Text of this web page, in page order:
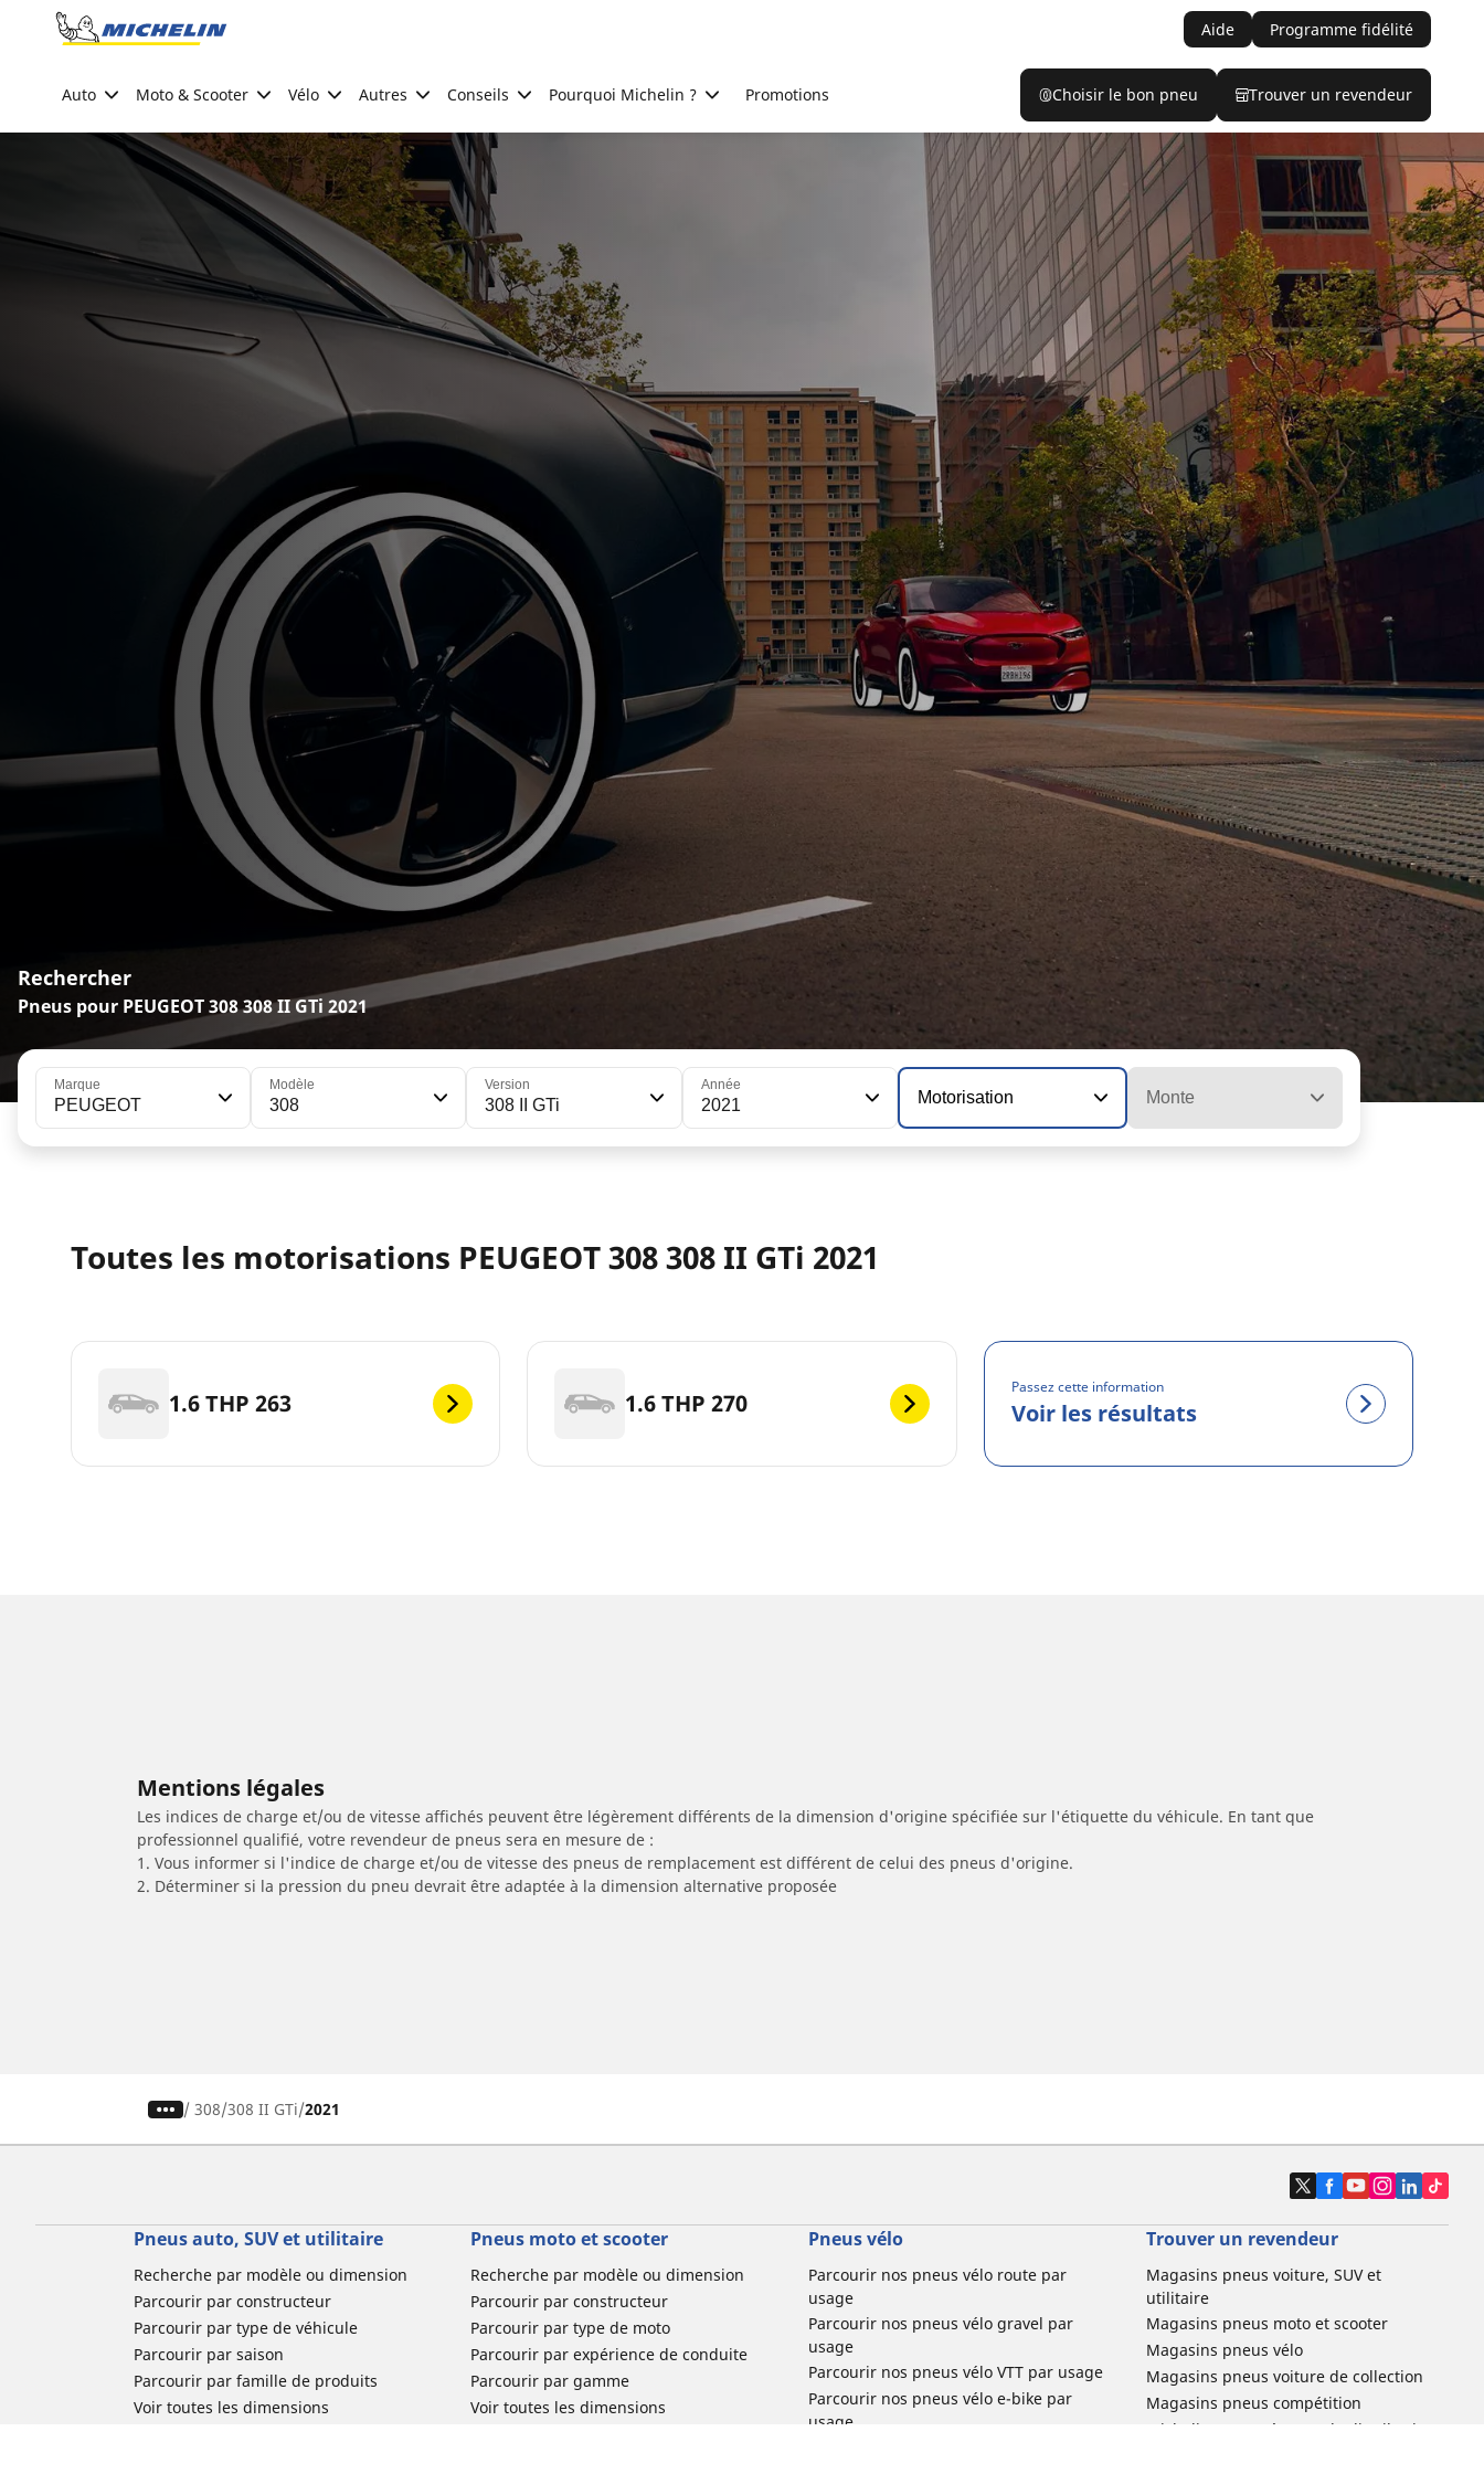
Go to page content
Aide Programme fidélité
Auto Moto & Scooter Vélo Autres Conseils Pourquoi Michelin ? Promotions Choisir le bon pneu Trouver un revendeur
Rechercher
Pneus pour PEUGEOT 308 308 II GTi 2021
Marque
PEUGEOT
Modèle
308
Version
308 II GTi
Année
2021 Motorisation Monte
Toutes les motorisations PEUGEOT 308 308 II GTi 2021
1.6 THP 263 1.6 THP 270
Passez cette information
Voir les résultats
Mentions légales
Les indices de charge et/ou de vitesse affichés peuvent être légèrement différents de la dimension d'origine spécifiée sur l'étiquette du véhicule. En tant que
professionnel qualifié, votre revendeur de pneus sera en mesure de :
1. Vous informer si l'indice de charge et/ou de vitesse des pneus de remplacement est différent de celui des pneus d'origine.
2. Déterminer si la pression du pneu devrait être adaptée à la dimension alternative proposée
/ 308 308 II GTi 2021
Pneus auto, SUV et utilitaire
Recherche par modèle ou dimension
Parcourir par constructeur
Parcourir par type de véhicule
Parcourir par saison
Parcourir par famille de produits
Voir toutes les dimensions
Pneus moto et scooter
Recherche par modèle ou dimension
Parcourir par constructeur
Parcourir par type de moto
Parcourir par expérience de conduite
Parcourir par gamme
Voir toutes les dimensions
Pneus vélo
Parcourir nos pneus vélo route par
usage
Parcourir nos pneus vélo gravel par
usage
Parcourir nos pneus vélo VTT par usage
Parcourir nos pneus vélo e-bike par
usage
Trouver un revendeur
Magasins pneus voiture, SUV et
utilitaire
Magasins pneus moto et scooter
Magasins pneus vélo
Magasins pneus voiture de collection
Magasins pneus compétition
Michelin et ses réseaux de distribution